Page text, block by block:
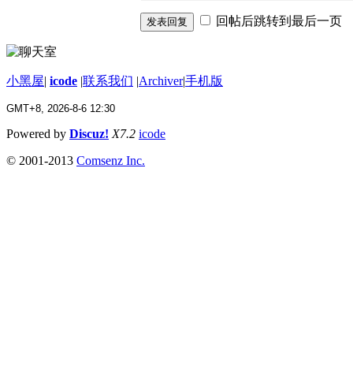
发表回复 回帖后跳转到最后一页
小黑屋| icode |联系我们 |Archiver|手机版
GMT+8, 2026-8-6 12:30
Powered by Discuz! X7.2 icode
© 2001-2013 Comsenz Inc.